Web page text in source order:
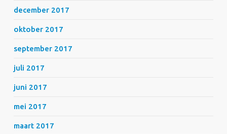
december 2017
oktober 2017
september 2017
juli 2017
juni 2017
mei 2017
maart 2017